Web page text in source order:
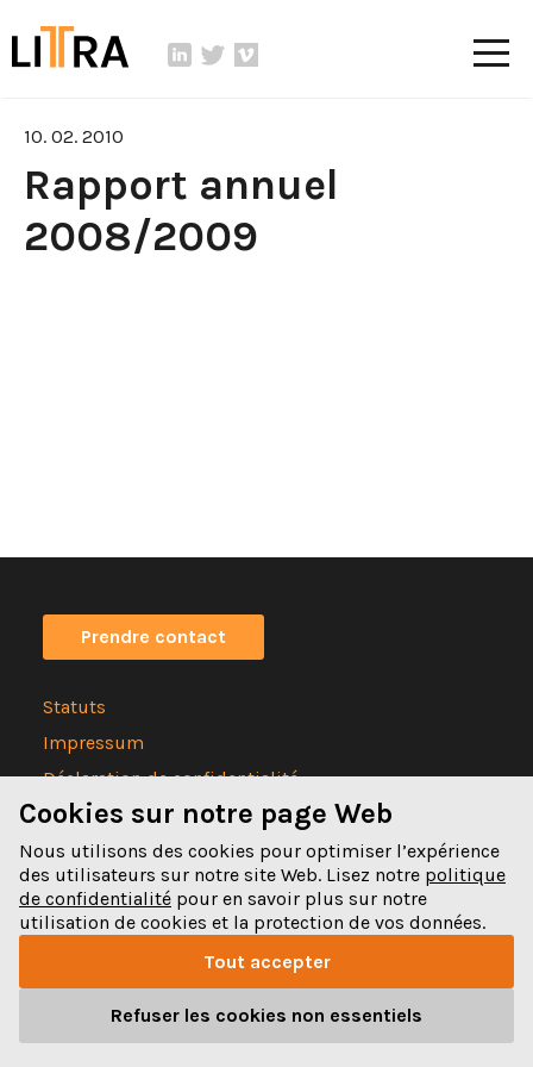
10. 02. 2010
Rapport annuel
2008/2009
Prendre contact
Statuts
Impressum
Déclaration de confidentialité
Spitalgasse 32
031 328 32 32
Cookies sur notre page Web
Nous utilisons des cookies pour optimiser l’expérience
des utilisateurs sur notre site Web. Lisez notre politique
de confidentialité pour en savoir plus sur notre
utilisation de cookies et la protection de vos données.
Tout accepter
Refuser les cookies non essentiels